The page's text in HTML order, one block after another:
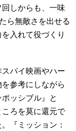
しからも、一味
ら無敵さを出せる
入れて役づくり
パイ映画やハー
参考にしながら
ッシブル』と
ころを莫に還元で
『ミッション：